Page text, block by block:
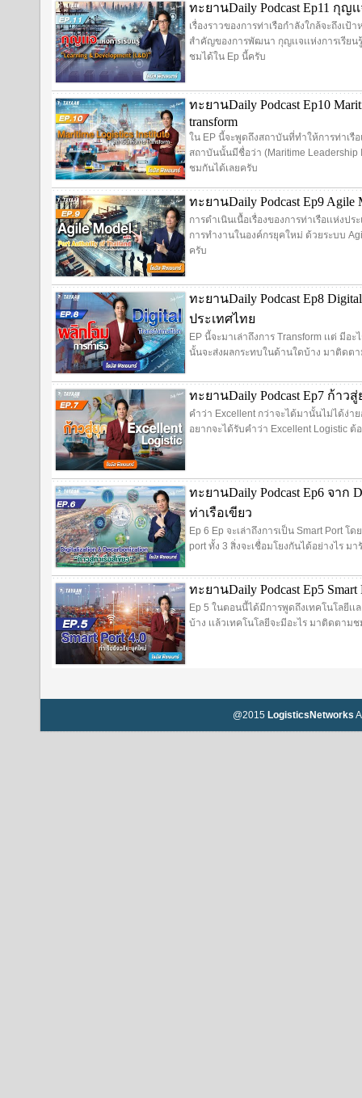
ทะยานDaily Podcast Ep11 กุญเ
เรื่องราวของการท่าเรือกำลังใกล้จะถึงเป้
สำคัญของการพัฒนา กุญเเจเเห่งการเรีย
ชมได้ใน Ep นี้ครับ
ทะยานDaily Podcast Ep10
transform
ใน EP นี้จะพูดถึงสถาบันที่ทำให้การท่าเรื
สถาบันนั้นมีชื่อว่า (Maritime Leadership
ชมกันได้เลยครับ
ทะยานDaily Podcast Ep9 Agile
การดำเนินเนื้อเรื่องของการท่าเรือเเห่งป
การทำงานในองค์กรยุคใหม่ ด้วยระบบ
ครับ
ทะยานDaily Podcast Ep8
ประเทศไทย
EP นี้จะมาเล่าถึงการ Transform เเต่ มีอะ
นั้นจะส่งผลกระทบในด้านใดบ้าง มาติดต
ทะยานDaily Podcast Ep7 ก้าวสู่
คำว่า Excellent กว่าจะได้มานั้นไม่ได้ง่า
อยากจะได้รับคำว่า Excellent Logistic
ทะยานDaily Podcast Ep6 จาก
ท่าเรือเขียว
Ep 6 Ep จะเล่าถึงการเป็น Smart Port
port ทั้ง 3 สิ่งจะเชื่อมโยงกันได้อย่างไร ม
ทะยานDaily Podcast Ep5
Ep 5 ในตอนนี้ได้มีการพูดถึงเทคโนโลยีเ
บ้าง เเล้วเทคโนโลยีจะมีอะไร มาติดตาม
@2015 LogisticsNetworks